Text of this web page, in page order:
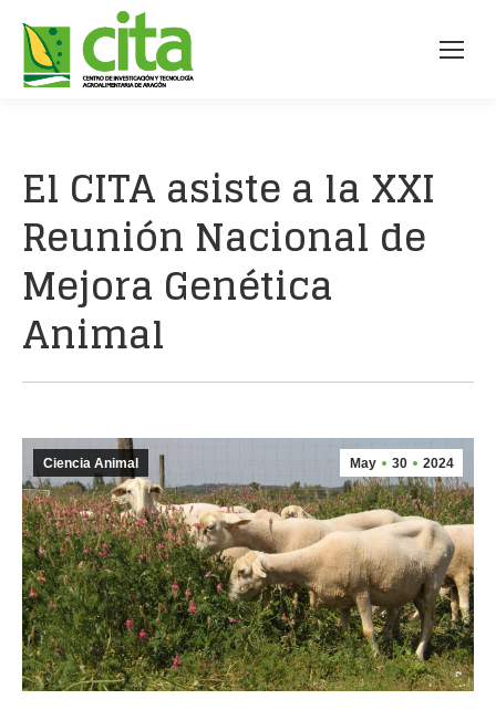
El CITA asiste a la XXI
Reunión Nacional de
Mejora Genética
Animal
May 30 2024
Ciencia Animal